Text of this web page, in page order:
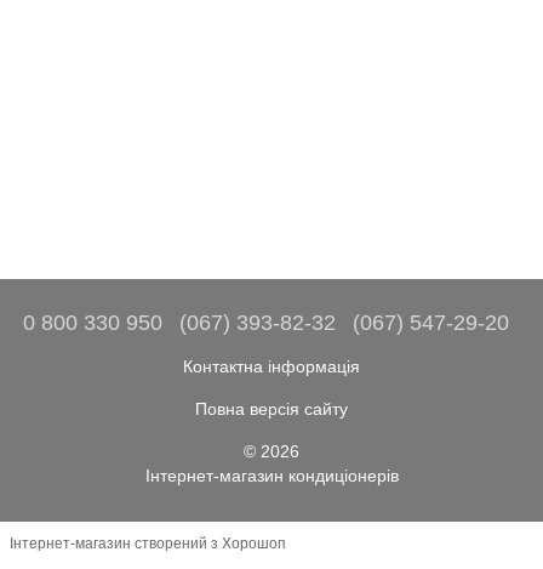
0 800 330 950 (067) 393-82-32 (067) 547-29-20
Контактна інформація
Повна версія сайту
© 2026
Інтернет-магазин кондиціонерів
Інтернет-магазин створений з Хорошоп